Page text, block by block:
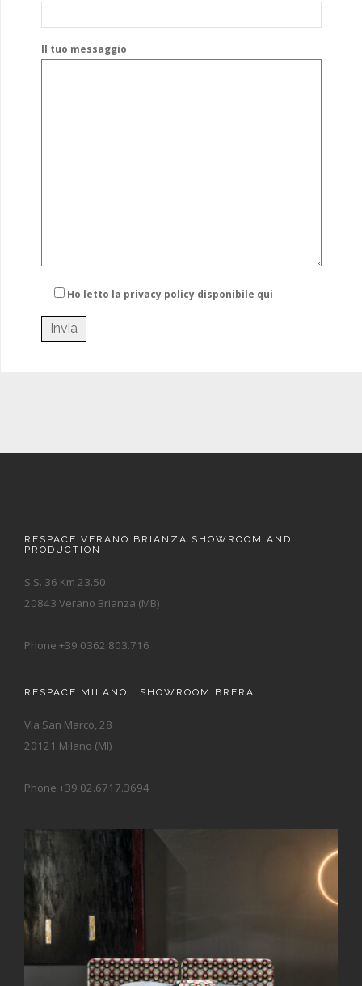
Il tuo messaggio
Ho letto la privacy policy disponibile qui
RESPACE VERANO BRIANZA SHOWROOM AND
PRODUCTION
S.S. 36 Km 23.50
20843 Verano Brianza (MB)
Phone +39 0362.803.716
RESPACE MILANO | SHOWROOM BRERA
Via San Marco, 28
20121 Milano (MI)
Phone +39 02.6717.3694